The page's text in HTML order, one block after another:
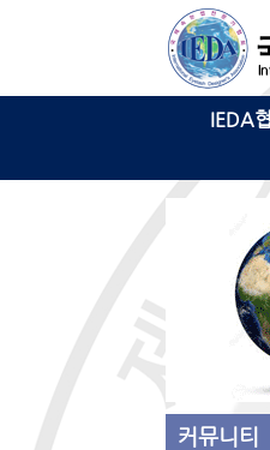
IEDA
커뮤니티